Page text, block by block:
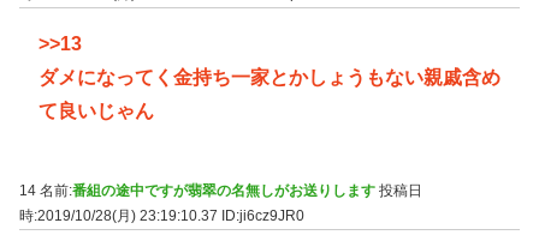
>>13
ダメになってく金持ち一家とかしょうもない親戚含め
て良いじゃん
14 名前:番組の途中ですが翡翠の名無しがお送りします 投稿日
時:2019/10/28(月) 23:19:10.37 ID:ji6cz9JR0